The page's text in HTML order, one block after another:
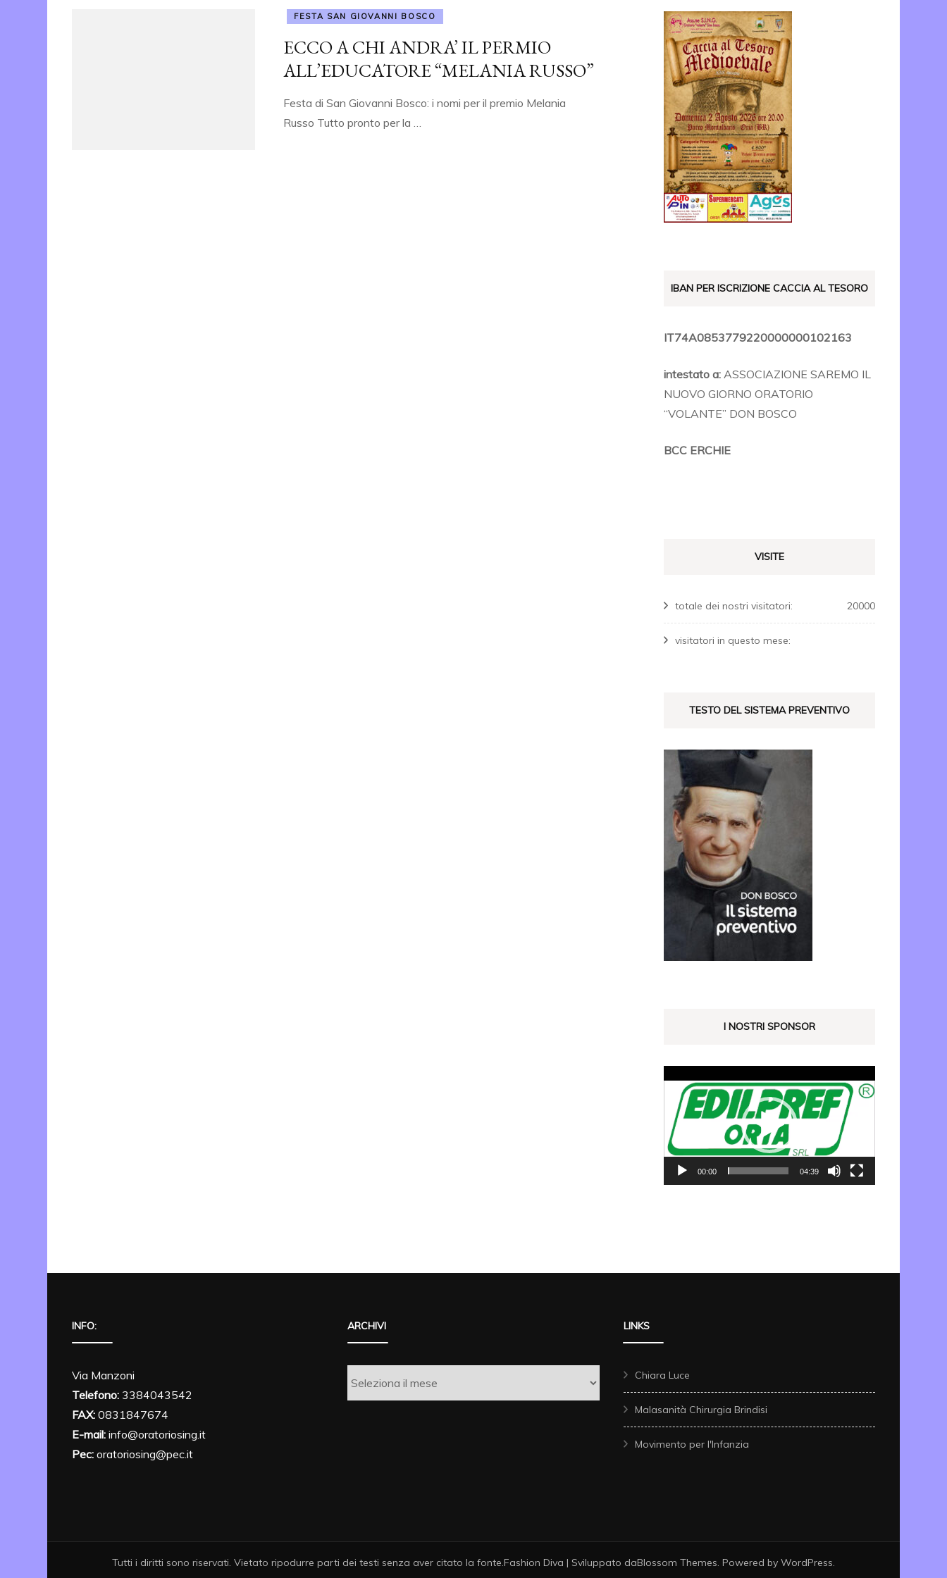
SEDE
FESTA SAN GIOVANNI BOSCO
ECCO A CHI ANDRA’ IL PERMIO
ALL’EDUCATORE “MELANIA RUSSO”
Festa di San Giovanni Bosco: i nomi per il premio Melania
Russo Tutto pronto per la …
IBAN PER ISCRIZIONE CACCIA AL TESORO
IT74A0853779220000000102163
intestato a: ASSOCIAZIONE SAREMO IL
NUOVO GIORNO ORATORIO
“VOLANTE” DON BOSCO
BCC ERCHIE
VISITE
20000
totale dei nostri visitatori:
visitatori in questo mese:
TESTO DEL SISTEMA PREVENTIVO
I NOSTRI SPONSOR
Player
00:00 04:39
INFO:
Via Manzoni
Telefono: 3384043542
FAX: 0831847674
E-mail: info@oratoriosing.it
Pec: oratoriosing@pec.it
ARCHIVI LINKS
Chiara Luce
Malasanità Chirurgia Brindisi
Movimento per l'Infanzia
Tutti i diritti sono riservati. Vietato ripodurre parti dei testi senza aver citato la fonte.Fashion Diva | Sviluppato daBlossom Themes. Powered by WordPress.